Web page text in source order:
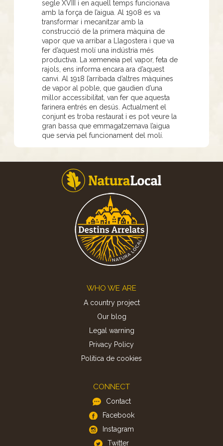
segle XVIII i en aquell temps funcionava
amb la força de l’aigua. Al 1908 es va
transformar i mecanitzar amb la
construcció de la primera màquina de
vapor que va arribar a Llagostera i que va
fer d’aquest molí una indústria més
productiva. La xemeneia pel vapor, feta de
rajols, ens informa encara ara d’aquest
canvi. Al 1918 l’arribada d’altres màquines
de vapor al poble, que gaudien d’una
millor accessibilitat, van fer que aquesta
farinera entrés en desús. Actualment el
conjunt es troba restaurat i es pot veure la
gran bassa que emmagatzemava l’aigua
que servia pel funcionament del molí.
WHO WE ARE
A country project
Our blog
Legal warning
Privacy Policy
Politica de cookies
CONNECT
Contact
Facebook
Instagram
Twitter